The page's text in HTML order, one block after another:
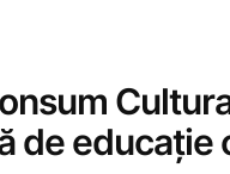
de educație